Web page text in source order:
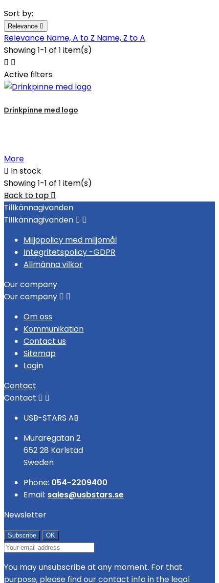
Sort by:
Relevance 
Relevance Name, A to Z Name, Z to A
Showing 1-1 of 1 item(s)
 
Active filters
Drinkpinne med logo
More
 In stock
Showing 1-1 of 1 item(s)
Back to top 
Tillkännagivanden
Tillkännagivanden  
Miljöpolicy med miljömål
Integritetspolicy -GDPR
Allmänna vilkor
Our company
Our company  
Om oss
Kommunikation
Contact us
Sitemap
Login
Contact
Contact  
USB-STARS AB
Muraregatan 2
652 28 Karlstad
Sweden
Phone: 054-2209400
Email: sales@usbstars.se
Newsletter
You may unsubscribe at any moment. For that
purpose, please find our contact info in the legal